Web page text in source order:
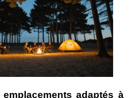
adaptés à